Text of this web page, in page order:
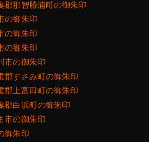
郡那智勝浦町の御朱印
の御朱印
の御朱印
の御朱印
市の御朱印
郡すさみ町の御朱印
郡上富田町の御朱印
郡白浜町の御朱印
市の御朱印
御朱印